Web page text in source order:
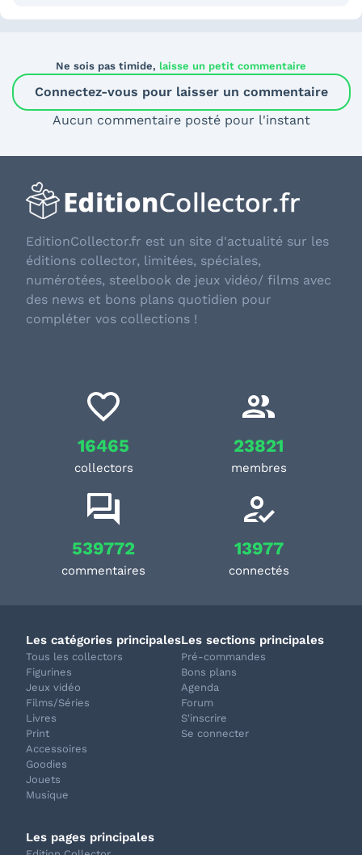
Ne sois pas timide, laisse un petit commentaire
Connectez-vous pour laisser un commentaire
Aucun commentaire posté pour l'instant
EditionCollector.fr est un site d'actualité sur les
éditions collector, limitées, spéciales,
numérotées, steelbook de jeux vidéo/ films avec
des news et bons plans quotidien pour
compléter vos collections !
16465
collectors
23821
membres
539772
commentaires
13977
connectés
Les catégories principales
Tous les collectors
Figurines
Jeux vidéo
Films/Séries
Livres
Print
Accessoires
Goodies
Jouets
Musique
Les sections principales
Pré-commandes
Bons plans
Agenda
Forum
S'inscrire
Se connecter
Les pages principales